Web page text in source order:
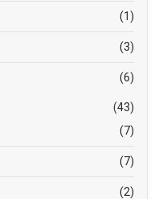
(1)
(3)
(6)
(43)
(7)
(7)
(2)